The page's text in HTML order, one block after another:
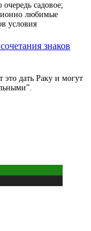
садовое;
любимые
условия
знаков
это дать Раку и могут